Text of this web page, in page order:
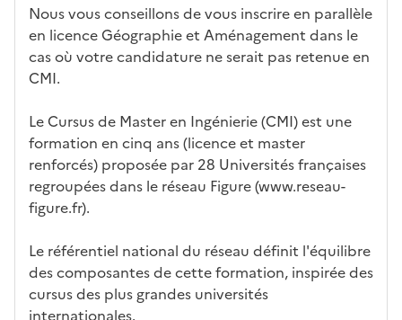
act
éris
tiq
ues
ssemen
t
ali
té
s
c
a
n
di
ur
e
ac
cè
s à
rm
ati
on
dé
bo
uch
l'ét
abl
iss
Nous vous conseillons de vous inscrire en parallèle
en licence Géographie et Aménagement dans le
cas où votre candidature ne serait pas retenue en
CMI.
Le Cursus de Master en Ingénierie (CMI) est une
formation en cinq ans (licence et master
renforcés) proposée par 28 Universités françaises
regroupées dans le réseau Figure (www.reseau-
figure.fr).
Le référentiel national du réseau définit l'équilibre
des composantes de cette formation, inspirée des
cursus des plus grandes universités
internationales.